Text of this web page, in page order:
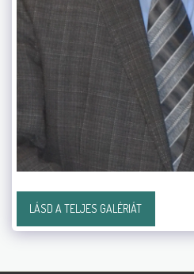
LÁSD A TELJES GALÉRIÁT